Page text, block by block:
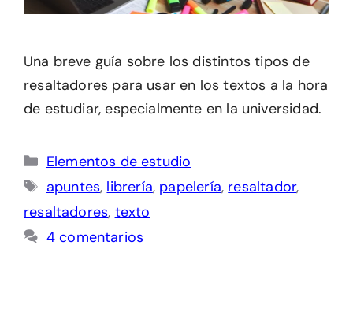
Una breve guía sobre los distintos tipos de
resaltadores para usar en los textos a la hora
de estudiar, especialmente en la universidad.
Categorías
Elementos de estudio
Etiquetas
apuntes, librería, papelería, resaltador,
resaltadores, texto
4 comentarios